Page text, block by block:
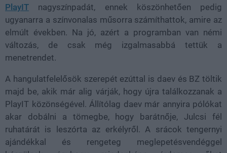
PlayIT nagyszínpadát, ennek köszönhetően pedig
ugyanarra a színvonalas műsorra számíthattok, amire az
elmúlt években. Na jó, azért a programban van némi
változás, de csak még izgalmasabbá tettük a
menetrendet.
A hangulatfelelősök szerepét ezúttal is daev és BZ töltik
majd be, akik már alig várják, hogy újra találkozzanak a
PlayIT közönségével. Állítólag daev már annyira pólókat
akar dobálni a tömegbe, hogy barátnője, Julcsi fél
ruhatárát is leszórta az erkélyről. A srácok tengernyi
ajándékkal és rengeteg meglepetésvendéggel